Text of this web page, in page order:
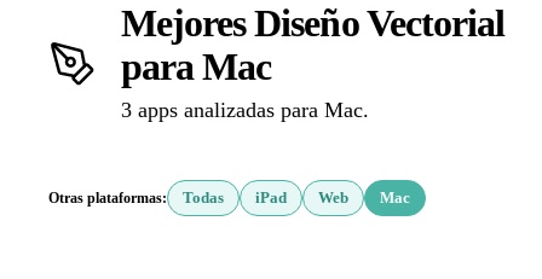
Mejores Diseño Vectorial
para Mac
3 apps analizadas para Mac.
Otras plataformas: Todas iPad Web Mac